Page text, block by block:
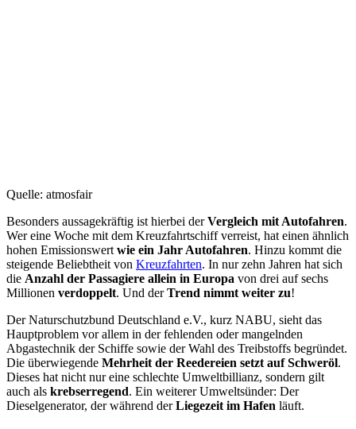
Quelle: atmosfair
Besonders aussagekräftig ist hierbei derVergleich mit Autofahren.
Wer eine Woche mit dem Kreuzfahrtschiff verreist, hat einen ähnlich
hohen Emissionswert wie ein Jahr Autofahren. Hinzu kommt die
steigende Beliebtheit von Kreuzfahrten. In nur zehn Jahren hat sich
die Anzahl der Passagiere allein in Europa von drei auf sechs
Millionen verdoppelt. Und derTrend nimmt weiter zu!
Der Naturschutzbund Deutschland e.V., kurz NABU, sieht das
Hauptproblem vor allem in der fehlenden oder mangelnden
Abgastechnik der Schiffe sowie der Wahl des Treibstoffs begründet.
Die überwiegende Mehrheit der Reedereien setzt auf Schweröl.
Dieses hat nicht nur eine schlechte Umweltbillianz, sondern gilt
auch als krebserregend. Ein weiterer Umweltsünder: Der
Dieselgenerator, der während derLiegezeit im Hafen läuft.